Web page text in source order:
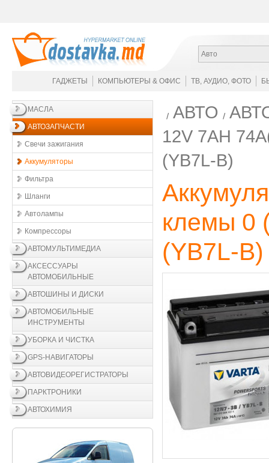
Авто
ГАДЖЕТЫ КОМПЬЮТЕРЫ & ОФИС ТВ, АУДИО, ФОТО
МАСЛА
АВТОЗАПЧАСТИ
Свечи зажигания
Аккумуляторы
Фильтра
Шланги
Автолампы
Компрессоры
АВТОМУЛЬТИМЕДИА
АКСЕССУАРЫ
АВТОМОБИЛЬНЫЕ
АВТОШИНЫ И ДИСКИ
АВТОМОБИЛЬНЫЕ
ИНСТРУМЕНТЫ
УБОРКА И ЧИСТКА
GPS-НАВИГАТОРЫ
АВТОВИДЕОРЕГИСТРАТОРЫ
ПАРКТРОНИКИ
АВТОХИМИЯ
АВТО
12V 7AH
(YB7L-B)
клемы 0
(YB7L-B)